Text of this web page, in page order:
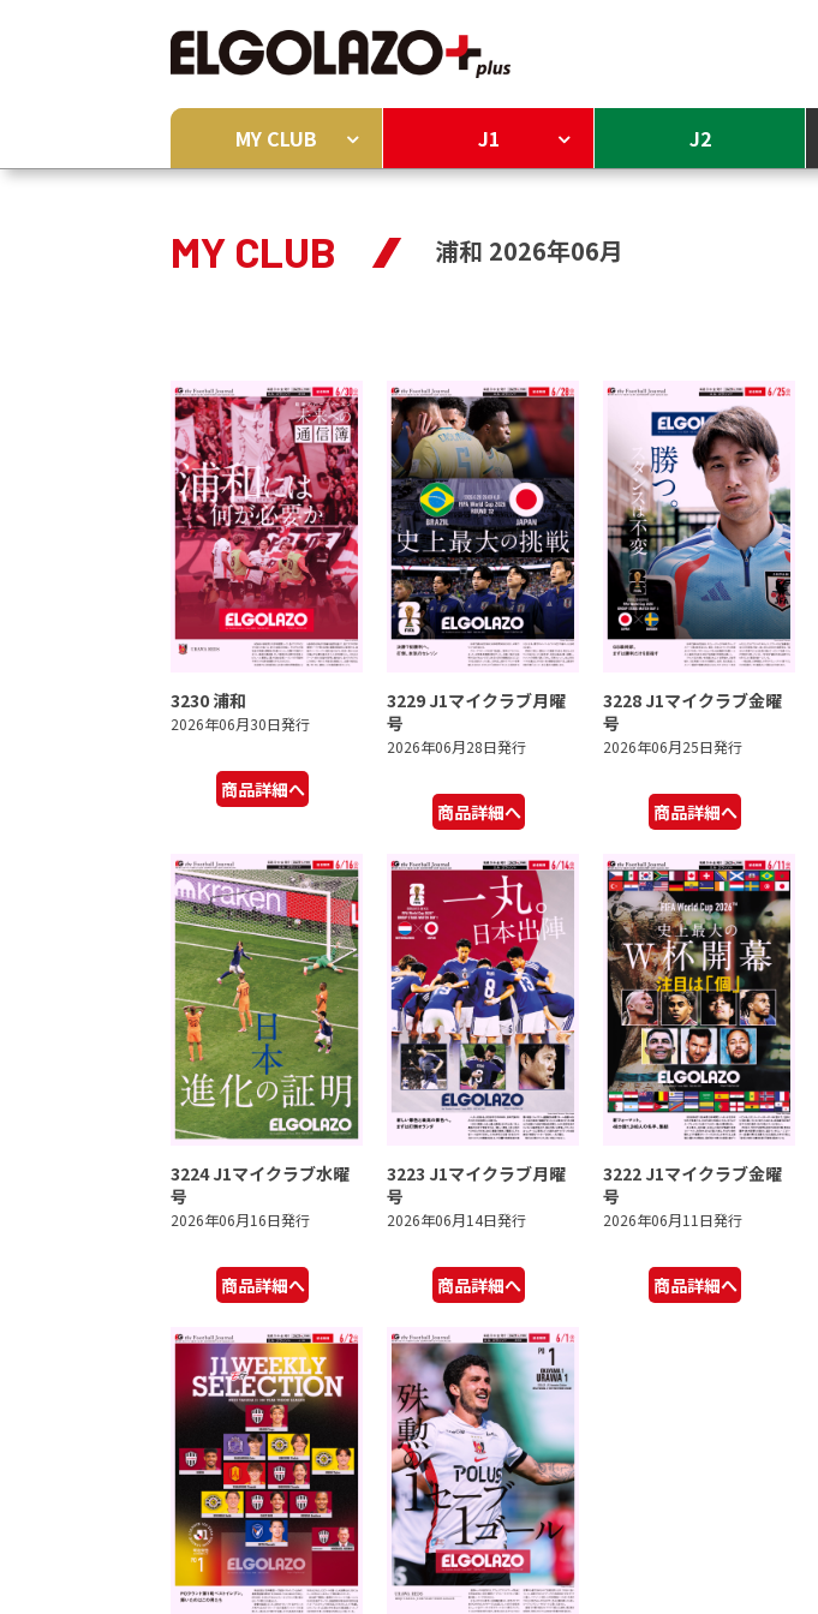
MY CLUB J1 J2
MY CLUB 浦和 2026年06月
3230 浦和
2026年06月30日発行
商品詳細へ
3229 J1マイクラブ月曜
号
2026年06月28日発行
商品詳細へ
3228 J1マイクラブ金曜
号
2026年06月25日発行
商品詳細へ
3224 J1マイクラブ水曜
号
2026年06月16日発行
商品詳細へ
3223 J1マイクラブ月曜
号
2026年06月14日発行
商品詳細へ
3222 J1マイクラブ金曜
号
2026年06月11日発行
商品詳細へ